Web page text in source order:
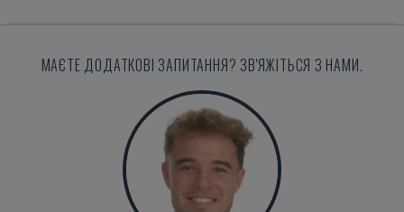
МАЄТЕ ДОДАТКОВІ ЗАПИТАННЯ? ЗВ'ЯЖІТЬСЯ З НАМИ.